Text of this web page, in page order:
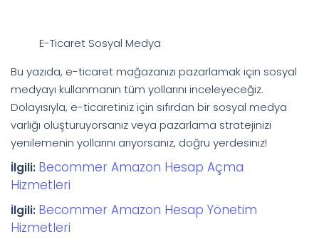
E-Ticaret Sosyal Medya
Bu yazıda, e-ticaret mağazanızı pazarlamak için sosyal
medyayı kullanmanın tüm yollarını inceleyeceğiz.
Dolayısıyla, e-ticaretiniz için sıfırdan bir sosyal medya
varlığı oluşturuyorsanız veya pazarlama stratejinizi
yenilemenin yollarını arıyorsanız, doğru yerdesiniz!
İlgili: Becommer Amazon Hesap Açma
Hizmetleri
İlgili: Becommer Amazon Hesap Yönetim
Hizmetleri